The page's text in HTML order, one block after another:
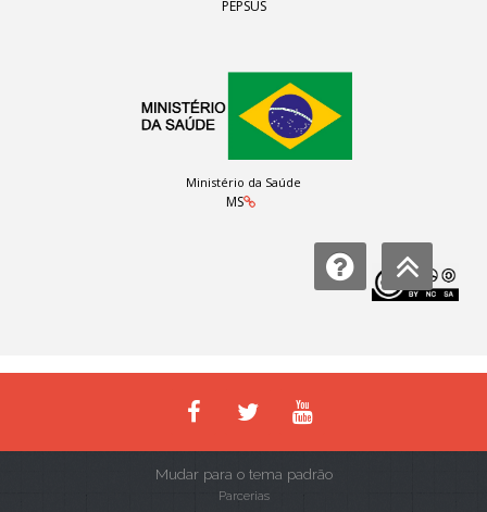
PEPSUS
Ministério da Saúde
MS
Licença:
Mudar para o tema padrão
Parcerias